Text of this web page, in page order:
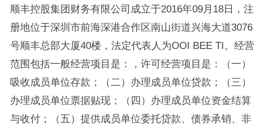
顺丰控股集团财务有限公司成立于2016年09月18日，注
册地位于深圳市前海深港合作区南山街道兴海大道3076
号顺丰总部大厦40楼，法定代表人为OOI BEE TI。经营
范围包括一般经营项目是：，许可经营项目是：（一）
吸收成员单位存款；（二）办理成员单位贷款；（三）
办理成员单位票据贴现；（四）办理成员单位资金结算
与收付；（五）提供成员单位委托贷款、债券承销、非